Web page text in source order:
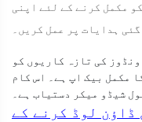
مکمل کرنے کے لئے اپنی
ہدایات پر عمل کریں۔
کی تازہ کاریوں کو
مکمل بیک اپ ہے۔ اس کام
شیڈو میکر دستیاب ہے۔
ڈاؤن لوڈ کرنے کے